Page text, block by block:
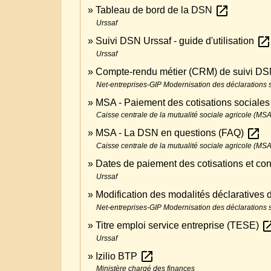
Tableau de bord de la DSN open_in_new
Urssaf
Suivi DSN Urssaf - guide d'utilisation open_in_new
Urssaf
Compte-rendu métier (CRM) de suivi
Net-entreprises-GIP Modernisation des déclarations
MSA - Paiement des cotisations
Caisse centrale de la mutualité sociale agricole
MSA - La DSN en questions (FAQ) open_in_new
Caisse centrale de la mutualité sociale agricole
Dates de paiement des cotisations et
Urssaf
Modification des modalités déclaratives
Net-entreprises-GIP Modernisation des déclarations
Titre emploi service entreprise (TESE)
Urssaf
Izilio BTP open_in_new
Ministère chargé des finances